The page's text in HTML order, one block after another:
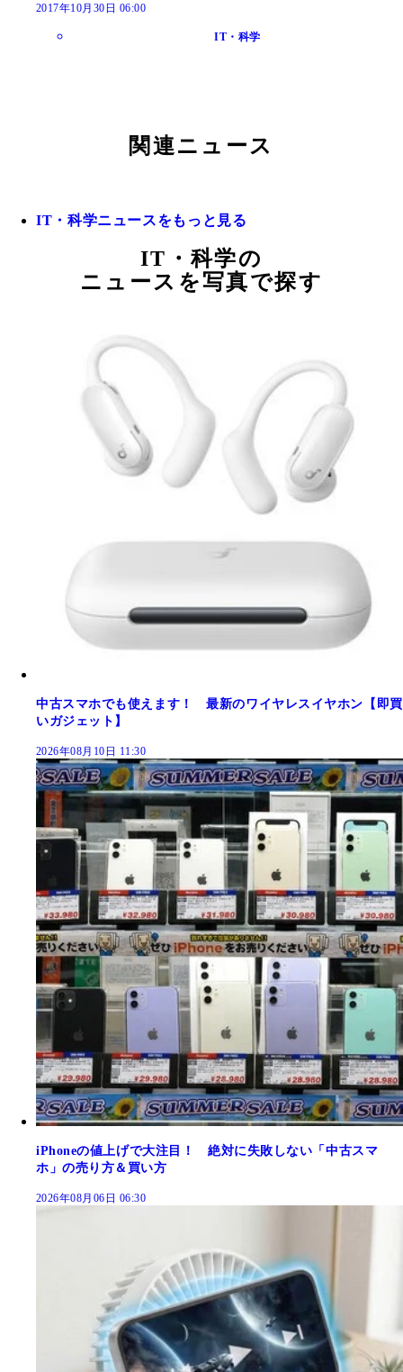
2017年10月30日 06:00
IT・科学
関連ニュース
IT・科学ニュースをもっと見る
IT・科学の
ニュースを写真で探す
中古スマホでも使えます！ 最新のワイヤレスイヤホン【即買
いガジェット】
2026年08月10日 11:30
iPhoneの値上げで大注目！ 絶対に失敗しない「中古スマ
ホ」の売り方＆買い方
2026年08月06日 06:30